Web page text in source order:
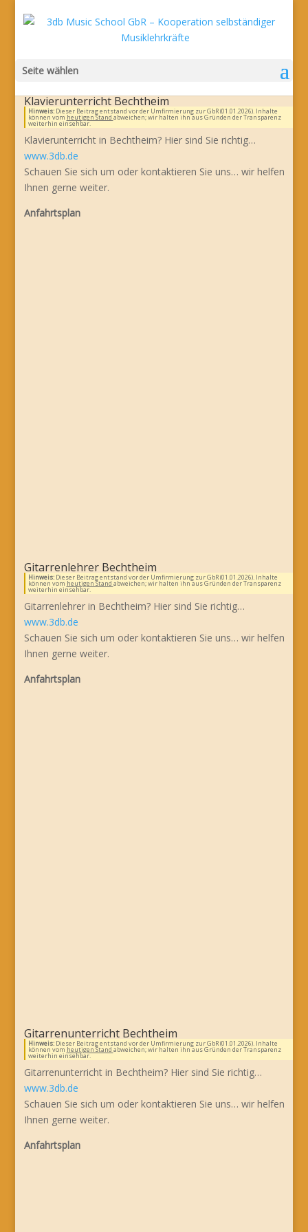
Seite wählen
Klavierunterricht Bechtheim
Hinweis:Dieser Beitrag entstand vor der Umfirmierung zur GbR (01.01.2026). Inhalte
können vom heutigen Stand abweichen; wir halten ihn aus Gründen der Transparenz
weiterhin einsehbar.
Klavierunterricht in Bechtheim? Hier sind Sie richtig…
www.3db.de
Schauen Sie sich um oder kontaktieren Sie uns… wir helfen
Ihnen gerne weiter.
Anfahrtsplan
Gitarrenlehrer Bechtheim
Hinweis:Dieser Beitrag entstand vor der Umfirmierung zur GbR (01.01.2026). Inhalte
können vom heutigen Stand abweichen; wir halten ihn aus Gründen der Transparenz
weiterhin einsehbar.
Gitarrenlehrer in Bechtheim? Hier sind Sie richtig…
www.3db.de
Schauen Sie sich um oder kontaktieren Sie uns… wir helfen
Ihnen gerne weiter.
Anfahrtsplan
Gitarrenunterricht Bechtheim
Hinweis:Dieser Beitrag entstand vor der Umfirmierung zur GbR (01.01.2026). Inhalte
können vom heutigen Stand abweichen; wir halten ihn aus Gründen der Transparenz
weiterhin einsehbar.
Gitarrenunterricht in Bechtheim? Hier sind Sie richtig…
www.3db.de
Schauen Sie sich um oder kontaktieren Sie uns… wir helfen
Ihnen gerne weiter.
Anfahrtsplan